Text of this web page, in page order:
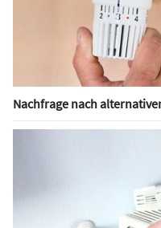
Nachfrage nach